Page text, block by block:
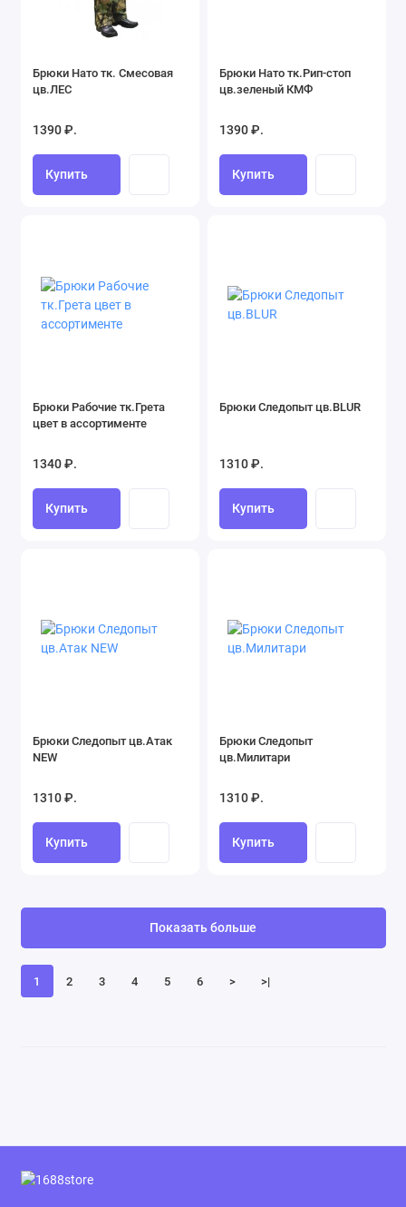
Брюки Нато тк. Смесовая
цв.ЛЕС
1390 ₽.
Купить
Брюки Нато тк.Рип-стоп
цв.зеленый КМФ
1390 ₽.
Купить
Брюки Рабочие тк.Грета
цвет в ассортименте
1340 ₽.
Купить
Брюки Следопыт цв.BLUR
1310 ₽.
Купить
Брюки Следопыт цв.Атак
NEW
1310 ₽.
Купить
Брюки Следопыт
цв.Милитари
1310 ₽.
Купить
1 2 3 4 5 6 > >|
Показать больше